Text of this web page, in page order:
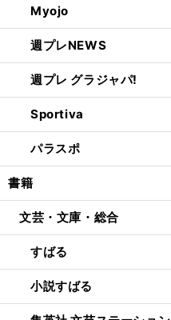
Myojo
週プレNEWS
週プレ グラジャパ!
Sportiva
パラスポ
書籍
文芸・文庫・総合
すばる
小説すばる